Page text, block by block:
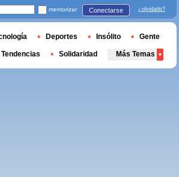
memorizar Conectarse ¿olvidado?
Deportes Insólito Gente
Tendencias Solidaridad Más Temas